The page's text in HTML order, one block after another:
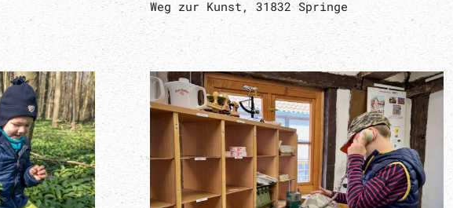
Weg zur Kunst, 31832 Springe